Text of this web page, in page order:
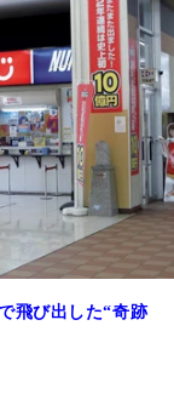
飛び出した“奇跡